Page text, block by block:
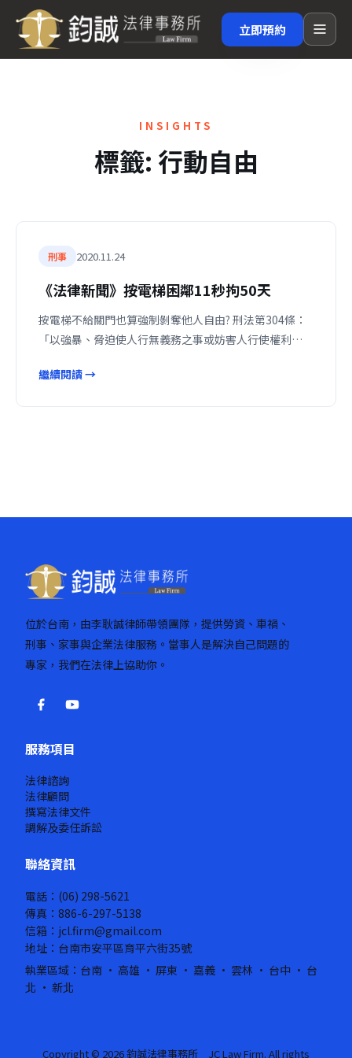
立即預約
INSIGHTS
標籤: 行動自由
刑事 2020.11.24
《法律新聞》按電梯困鄰11秒拘50天
按電梯不給關門也算強制剝奪他人自由? 刑法第304條：
「以強暴、脅迫使人行無義務之事或妨害人行使權利…
繼續閱讀 →
位於台南，由李耿誠律師帶領團隊，提供勞資、車禍、
刑事、家事與企業法律服務。當事人是解決自己問題的
專家，我們在法律上協助你。
服務項目
法律諮詢
法律顧問
撰寫法律文件
調解及委任訴訟
聯絡資訊
電話：(06) 298-5621
傳真：886-6-297-5138
信箱：jcl.firm@gmail.com
地址：台南市安平區育平六街35號
執業區域：台南 · 高雄 · 屏東 · 嘉義 · 雲林 · 台中 · 台
北 · 新北
Copyright © 2026 鈞誠法律事務所 JC Law Firm. All rights